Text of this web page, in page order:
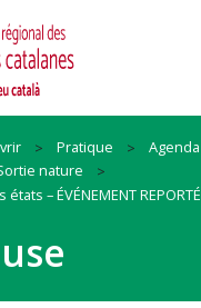
Pratique
Agenda
nature
– ÉVÉNEMENT REPORTÉ